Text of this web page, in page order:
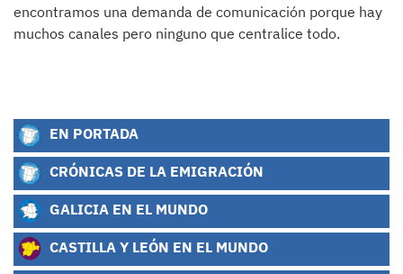
encontramos una demanda de comunicación porque hay
muchos canales pero ninguno que centralice todo.
EN PORTADA
CRÓNICAS DE LA EMIGRACIÓN
GALICIA EN EL MUNDO
CASTILLA Y LEÓN EN EL MUNDO